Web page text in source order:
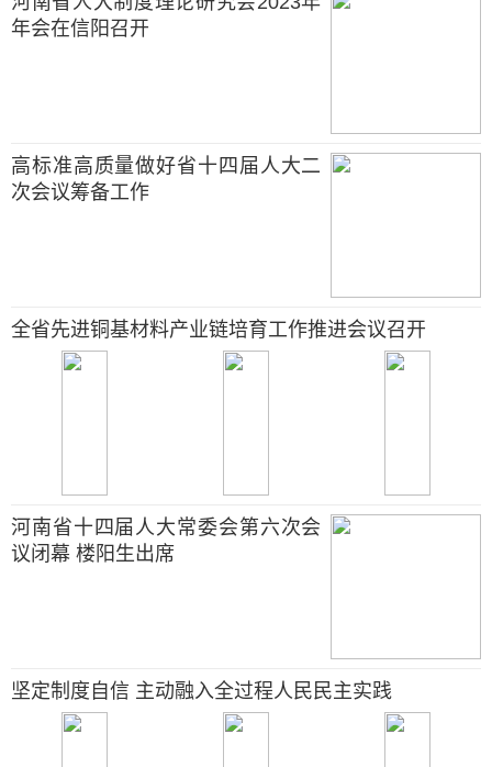
年会在信阳召开
高标准高质量做好省十四届人大二
次会议筹备工作
全省先进铜基材料产业链培育工作推进会议召开
河南省十四届人大常委会第六次会
议闭幕 楼阳生出席
坚定制度自信 主动融入全过程人民民主实践